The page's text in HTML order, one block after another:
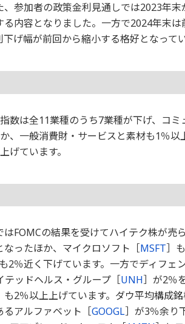
、参加者の政策金利見通しでは2023年
内容となりました。一方で2024年末
げ幅が前回から縮小する格好となってい
数は全11業種のうち7業種が下げ、コ
、一般消費財・サービスと素材も1％
げています。
はFOMCの結果を受けてハイテク株が売
ったほか、マイクロソフト［MSFT］
2％近く下げています。一方でディフェ
テッドヘルス・グループ［UNH］が2％
も2％以上上げています。ダウ平均構成
るアルファベット［GOOGL］が3％余り